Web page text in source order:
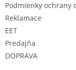
Podmienky ochrany
Reklamace
EET
Predajňa
DOPRAVA